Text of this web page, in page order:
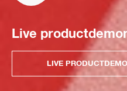
Live
LIVE